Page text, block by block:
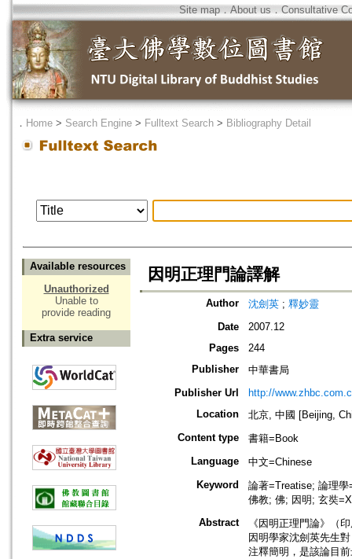
Site map．About us ． Consultative
． Home > Search Engine > Fulltext Search > Bibliography Detail
Available resources
Unauthorized
Unable to
provide reading
Extra service
因明正理門論譯解
Author 沈劍英 ; 釋妙靈
Date
2007.12
Pages
244
Publisher
中華書局
Publisher Url
http://
Location
北京, 中國 [Beijing,
Content type
書籍=Book
Language
中文=Chinese
Keyword
論著=Treatise; 論理
佛教; 佛; 因明; 玄奘
Abstract
《因明正理門論》（
因明學家沈劍英先生
注釋簡明，是該論目